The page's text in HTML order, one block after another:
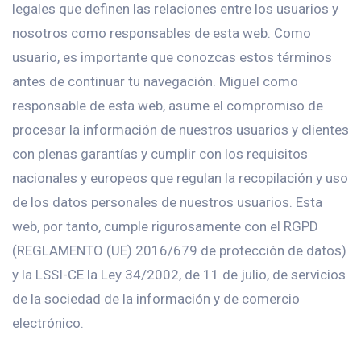
legales que definen las relaciones entre los usuarios y
nosotros como responsables de esta web. Como
usuario, es importante que conozcas estos términos
antes de continuar tu navegación. Miguel como
responsable de esta web, asume el compromiso de
procesar la información de nuestros usuarios y clientes
con plenas garantías y cumplir con los requisitos
nacionales y europeos que regulan la recopilación y uso
de los datos personales de nuestros usuarios. Esta
web, por tanto, cumple rigurosamente con el RGPD
(REGLAMENTO (UE) 2016/679 de protección de datos)
y la LSSI-CE la Ley 34/2002, de 11 de julio, de servicios
de la sociedad de la información y de comercio
electrónico.